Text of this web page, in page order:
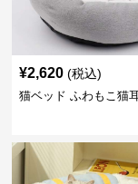
¥2,620 (税込)
猫ベッド ふわもこ猫